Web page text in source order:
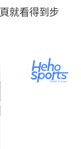
就看得到步